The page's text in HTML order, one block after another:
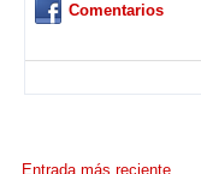
Comentarios
Entrada más reciente